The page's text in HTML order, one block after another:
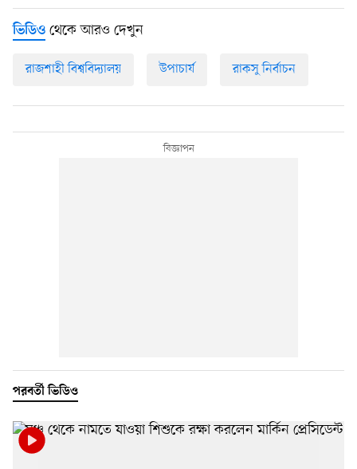
ভিডিও থেকে আরও দেখুন
রাজশাহী বিশ্ববিদ্যালয় উপাচার্য রাকসু নির্বাচন
পরবর্তী ভিডিও